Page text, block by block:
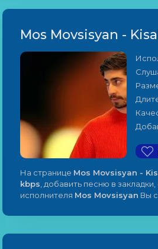
Mos Movsisyan -
На странице Mos Movsisyan -
kbps , добавить песню в
исполнителя Mos Movsisyan Вы